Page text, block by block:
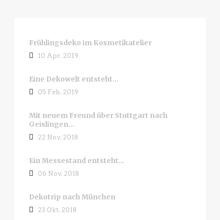
Frühlingsdeko im Kosmetikatelier
10 Apr. 2019
Eine Dekowelt entsteht…
05 Feb. 2019
Mit neuem Freund über Stuttgart nach
Geislingen…
22 Nov. 2018
Ein Messestand entsteht…
06 Nov. 2018
Dekotrip nach München
23 Okt. 2018